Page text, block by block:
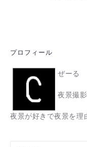
プロフィール
ぜーる
夜景撮
夜景が好きで夜景を理